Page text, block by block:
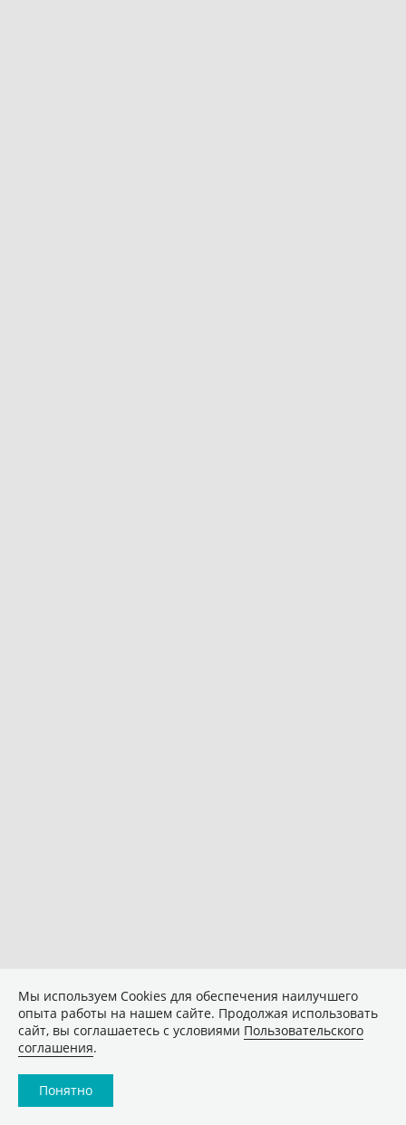
Мы используем Сookies для обеспечения наилучшего
опыта работы на нашем сайте. Продолжая использовать
сайт, вы соглашаетесь с условиями Пользовательского
соглашения.
Понятно